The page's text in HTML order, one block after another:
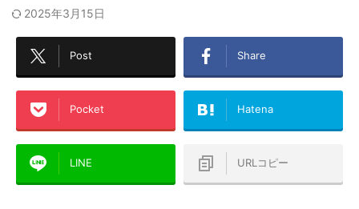
2025年3月15日
Post Share
Pocket Hatena
LINE URLコピー